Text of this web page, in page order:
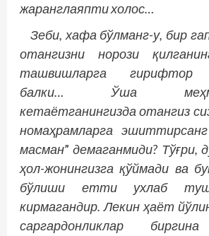
жаранглаяпти холос…
Зеби, хафа бўлманг-у, бир
отангизни норози
ташвишларга гирифтор
балки… Ўша
кетаётганингизда отангиз
номаҳрамларга
масман”демаганмиди? Тўғри,
ҳол-жонингизга қўймади ва
бўлиши етти ухлаб
кирмагандир. Лекин ҳаёт
саргардонликлар